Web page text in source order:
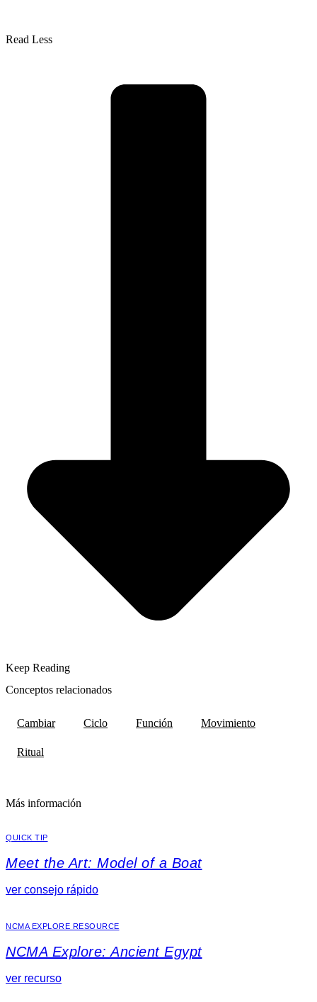
Read Less
Keep Reading
Conceptos relacionados
Cambiar Ciclo Función Movimiento
Ritual
Más información
QUICK TIP
Meet the Art: Model of a Boat
ver consejo rápido
NCMA EXPLORE RESOURCE
NCMA Explore: Ancient Egypt
ver recurso